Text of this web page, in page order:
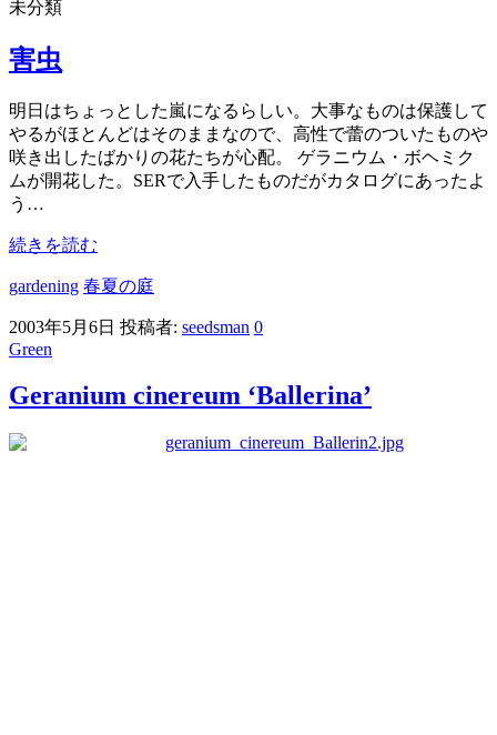
未分類
害虫
明日はちょっとした嵐になるらしい。大事なものは保護して
やるがほとんどはそのままなので、高性で蕾のついたものや
咲き出したばかりの花たちが心配。 ゲラニウム・ボヘミク
ムが開花した。SERで入手したものだがカタログにあったよ
う…
続きを読む
gardening 春夏の庭
2003年5月6日 投稿者: seedsman 0
Green
Geranium cinereum ‘Ballerina’